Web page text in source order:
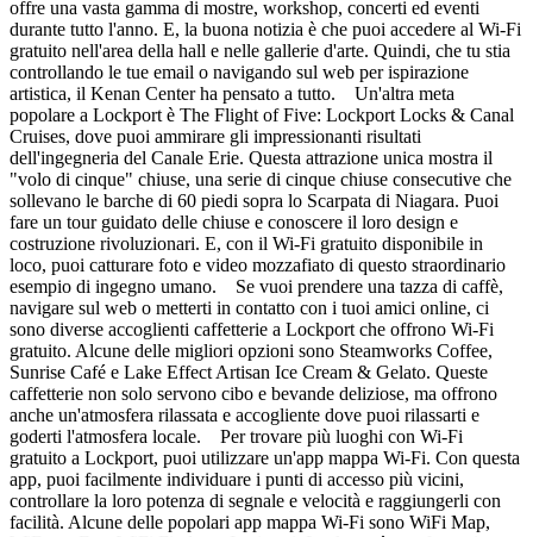
offre una vasta gamma di mostre, workshop, concerti ed eventi
durante tutto l'anno. E, la buona notizia è che puoi accedere al Wi-Fi
gratuito nell'area della hall e nelle gallerie d'arte. Quindi, che tu stia
controllando le tue email o navigando sul web per ispirazione
artistica, il Kenan Center ha pensato a tutto. Un'altra meta
popolare a Lockport è The Flight of Five: Lockport Locks & Canal
Cruises, dove puoi ammirare gli impressionanti risultati
dell'ingegneria del Canale Erie. Questa attrazione unica mostra il
"volo di cinque" chiuse, una serie di cinque chiuse consecutive che
sollevano le barche di 60 piedi sopra lo Scarpata di Niagara. Puoi
fare un tour guidato delle chiuse e conoscere il loro design e
costruzione rivoluzionari. E, con il Wi-Fi gratuito disponibile in
loco, puoi catturare foto e video mozzafiato di questo straordinario
esempio di ingegno umano. Se vuoi prendere una tazza di caffè,
navigare sul web o metterti in contatto con i tuoi amici online, ci
sono diverse accoglienti caffetterie a Lockport che offrono Wi-Fi
gratuito. Alcune delle migliori opzioni sono Steamworks Coffee,
Sunrise Café e Lake Effect Artisan Ice Cream & Gelato. Queste
caffetterie non solo servono cibo e bevande deliziose, ma offrono
anche un'atmosfera rilassata e accogliente dove puoi rilassarti e
goderti l'atmosfera locale. Per trovare più luoghi con Wi-Fi
gratuito a Lockport, puoi utilizzare un'app mappa Wi-Fi. Con questa
app, puoi facilmente individuare i punti di accesso più vicini,
controllare la loro potenza di segnale e velocità e raggiungerli con
facilità. Alcune delle popolari app mappa Wi-Fi sono WiFi Map,